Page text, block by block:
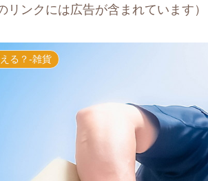
リンクには広告が含まれています）
る？-雑貨